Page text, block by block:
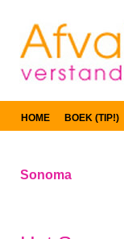
HOME BOEK (TIP!)
Sonoma